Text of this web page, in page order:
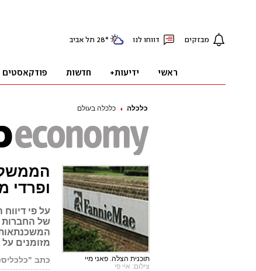
כלכלה כלכלה בעולם
ופרדי
על פי
של החברות
המשכנתאות
מזומנים
כתב
תוכנית הצלה. פאני מיי
צילום: איי פי